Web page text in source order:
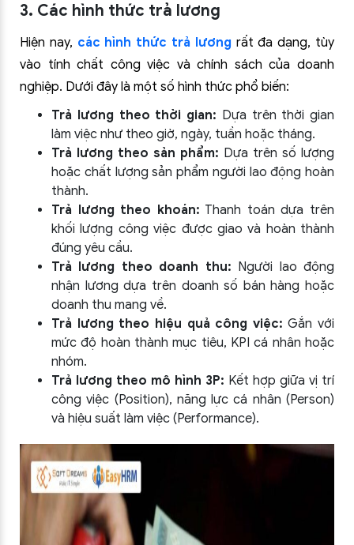
3. Các hình thức trả lương
Hiện nay, các hình thức trả lương rất đa dạng, tùy
vào tính chất công việc và chính sách của doanh
nghiệp. Dưới đây là một số hình thức phổ biến:
Trả lương theo thời gian: Dựa trên thời gian
làm việc như theo giờ, ngày, tuần hoặc tháng.
Trả lương theo sản phẩm: Dựa trên số lượng
hoặc chất lượng sản phẩm người lao động hoàn
thành.
Trả lương theo khoán: Thanh toán dựa trên
khối lượng công việc được giao và hoàn thành
đúng yêu cầu.
Trả lương theo doanh thu: Người lao động
nhận lương dựa trên doanh số bán hàng hoặc
doanh thu mang về.
Trả lương theo hiệu quả công việc: Gắn với
mức độ hoàn thành mục tiêu, KPI cá nhân hoặc
nhóm.
Trả lương theo mô hình 3P: Kết hợp giữa vị trí
công việc (Position), năng lực cá nhân (Person)
và hiệu suất làm việc (Performance).